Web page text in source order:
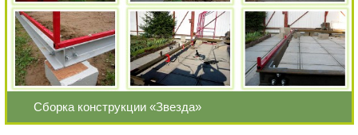
Сборка конструкции «Звезда»